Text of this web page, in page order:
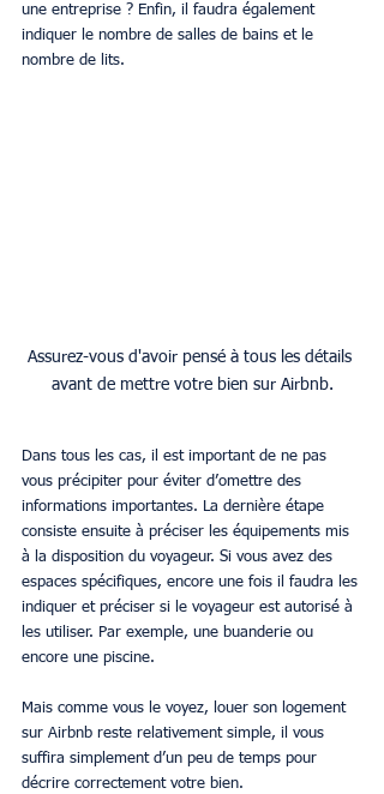
une entreprise ? Enfin, il faudra également
indiquer le nombre de salles de bains et le
nombre de lits.
Assurez-vous d'avoir pensé à tous les détails
avant de mettre votre bien sur Airbnb.
Dans tous les cas, il est important de ne pas
vous précipiter pour éviter d’omettre des
informations importantes. La dernière étape
consiste ensuite à préciser les équipements mis
à la disposition du voyageur. Si vous avez des
espaces spécifiques, encore une fois il faudra les
indiquer et préciser si le voyageur est autorisé à
les utiliser. Par exemple, une buanderie ou
encore une piscine.
Mais comme vous le voyez, louer son logement
sur Airbnb reste relativement simple, il vous
suffira simplement d’un peu de temps pour
décrire correctement votre bien.